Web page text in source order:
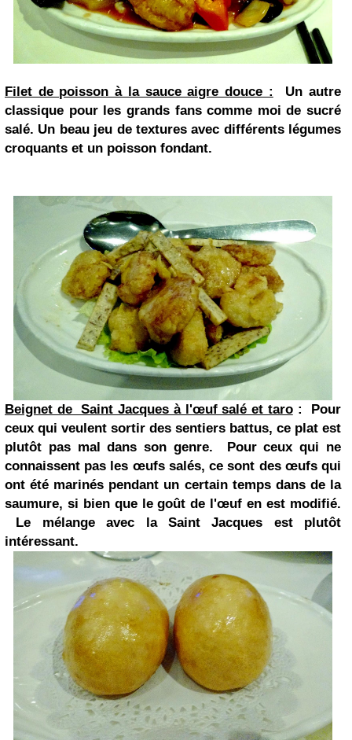
Filet de poisson à la sauce aigre douce : Un autre
classique pour les grands fans comme moi de sucré
salé. Un beau jeu de textures avec différents légumes
croquants et un poisson fondant.
Beignet de Saint Jacques à l'œuf salé et taro: Pour
ceux qui veulent sortir des sentiers battus, ce plat est
plutôt pas mal dans son genre. Pour ceux qui ne
connaissent pas les œufs salés, ce sont des œufs qui
ont été marinés pendant un certain temps dans de la
saumure, si bien que le goût de l'œuf en est modifié.
Le mélange avec la Saint Jacques est plutôt
intéressant.